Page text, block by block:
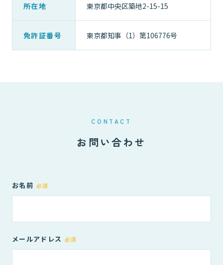
所在地 東京都中央区築地2-15-15
免許証番号 東京都知事（1）第106776号
CONTACT
お問い合わせ
お名前 必須
メールアドレス 必須